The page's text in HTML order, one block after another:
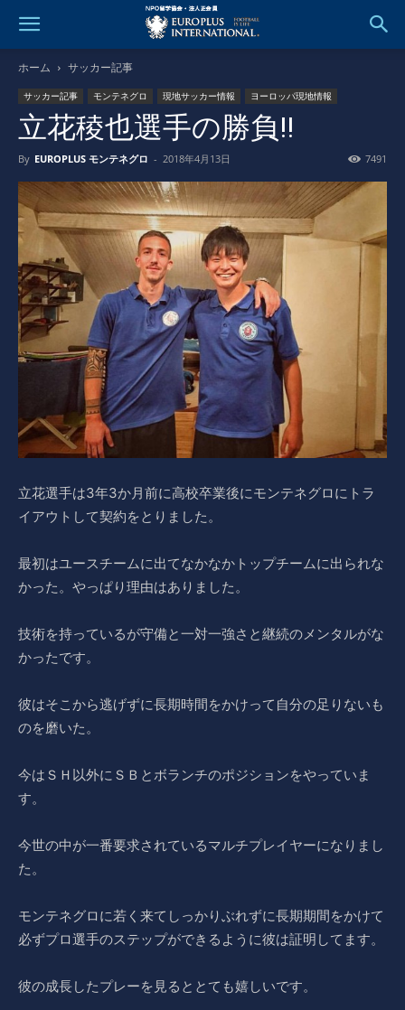
ホーム サッカー記事
サッカー記事 モンテネグロ 現地サッカー情報 ヨーロッパ現地情報
立花稜也選手の勝負!!
By EUROPLUS モンテネグロ - 2018年4月13日 7491
立花選手は3年3か月前に高校卒業後にモンテネグロにトラ
イアウトして契約をとりました。
最初はユースチームに出てなかなかトップチームに出られな
かった。やっぱり理由はありました。
技術を持っているが守備と一対一強さと継続のメンタルがな
かったです。
彼はそこから逃げずに長期時間をかけって自分の足りないも
のを磨いた。
今はＳＨ以外にＳＢとボランチのポジションをやっていま
す。
今世の中が一番要求されているマルチプレイヤーになりまし
た。
モンテネグロに若く来てしっかりぶれずに長期期間をかけて
必ずプロ選手のステップができるように彼は証明してます。
彼の成長したプレーを見るととても嬉しいです。